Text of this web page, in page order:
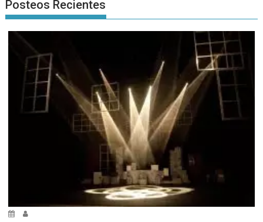
Posteos Recientes